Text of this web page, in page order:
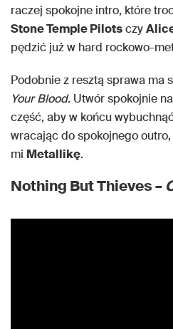
raczej spokojne intro, które
Stone Temple Pilotsczy
pędzić już w hard rockowo-
Podobnie z resztą sprawa ma
Your Blood. Utwór spokojnie
część, aby w końcu
wracając do spokojnego
mi Metallikę.
Nothing But Thieves –